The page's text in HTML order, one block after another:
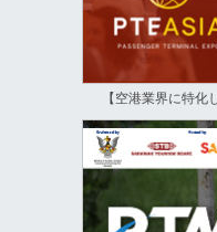
【空港業界に特化